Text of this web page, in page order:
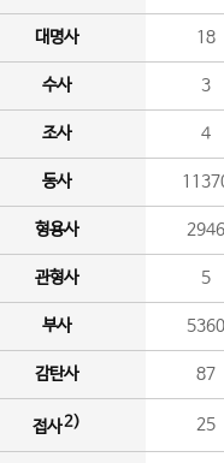
대명사 18
수사 3
조사 4
동사
형용사 2946
관형사 5
부사 5360
감탄사 87
접사2) 25